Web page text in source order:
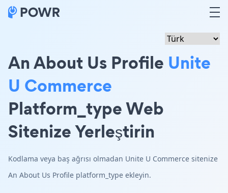
An About Us Profile Unite
U Commerce
Platform_type Web
Sitenize Yerleştirin
Kodlama veya baş ağrısı olmadan Unite U Commerce sitenize
An About Us Profile platform_type ekleyin.